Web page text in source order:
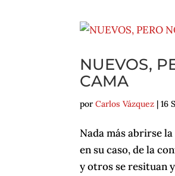
NUEVOS,
CAMA
porCarlos Vázquez |16
Nada más abrirse
en su caso, de la
y otros se resituan